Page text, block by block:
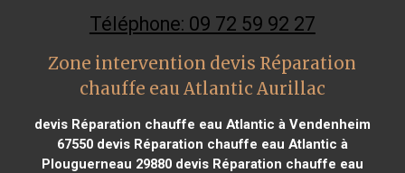
Téléphone: 09 72 59 92 27
Zone intervention devis Réparation
chauffe eau Atlantic Aurillac
devis Réparation chauffe eau Atlantic à Vendenheim
67550devis Réparation chauffe eau Atlantic à
Plouguerneau 29880devis Réparation chauffe eau